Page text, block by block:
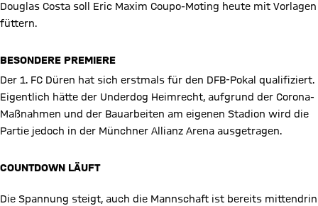
Douglas Costa soll Eric Maxim Coupo-Moting heute mit Vorlagen
füttern.
BESONDERE PREMIERE
Der 1. FC Düren hat sich erstmals für den DFB-Pokal qualifiziert.
Eigentlich hätte der Underdog Heimrecht, aufgrund der Corona-
Maßnahmen und der Bauarbeiten am eigenen Stadion wird die
Partie jedoch in der Münchner Allianz Arena ausgetragen.
COUNTDOWN LÄUFT
Die Spannung steigt, auch die Mannschaft ist bereits mittendrin